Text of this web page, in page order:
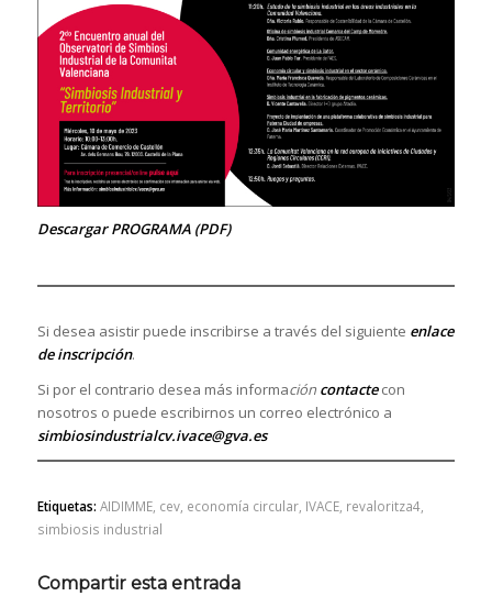
Descargar PROGRAMA (PDF)
Si desea asistir puede inscribirse a través del siguiente enlace
de inscripción.
Si por el contrario desea más información contactecon
nosotros o puede escribirnos un correo electrónico a
simbiosindustrialcv.ivace@gva.es
Etiquetas: AIDIMME, cev, economía circular, IVACE, revaloritza4,
simbiosis industrial
Compartir esta entrada